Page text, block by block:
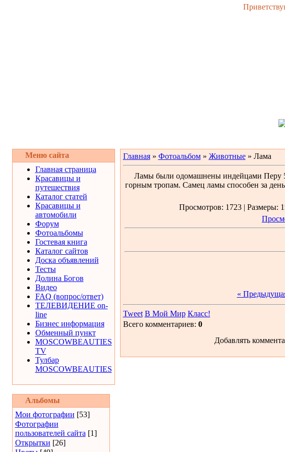
Меню сайта
Главная страница
Красавицы и
путешествия
Каталог статей
Красавицы и
автомобили
Форум
Фотоальбомы
Гостевая книга
Каталог сайтов
Доска объявлений
Тесты
Долина Богов
Видео
FAQ (вопрос/ответ)
ТЕЛЕВИДЕНИЕ on-
line
Бизнес информация
Обменный пункт
MOSCOWBEAUTIES
TV
Тулбар
MOSCOWBEAUTIES
Альбомы
Мои фотографии [53]
Фотографии
пользователей сайта [1]
Открытки [26]
Главная» Фотоальбом» Животные» Лама
Ламы были одомашнены индейцами Перу
горным тропам. Самец ламы способен за
Просмотров: 1723 | Размеры:
«
Tweet В Мой Мир Класс!
Всего комментариев: 0
Добавлять